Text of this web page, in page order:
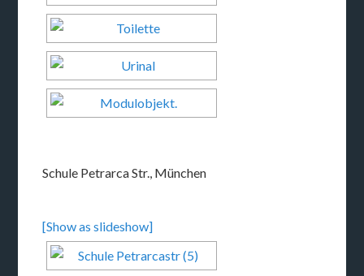
Schule Petrarca Str., München
[Show as slideshow]